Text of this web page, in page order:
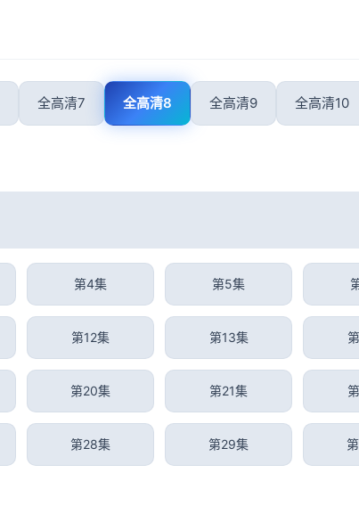
全高清7 全高清8 全高清9 全高清10
第4集 第5集
第12集 第13集
第20集 第21集
第28集 第29集